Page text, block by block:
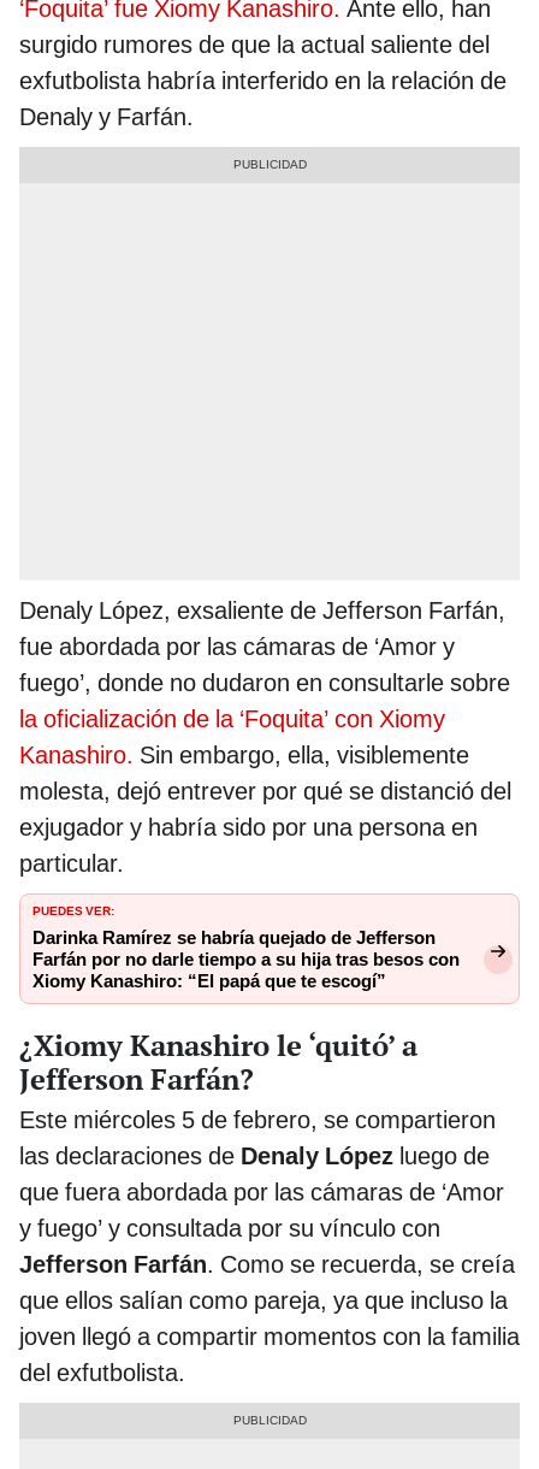
‘Foquita’ fue Xiomy Kanashiro. Ante ello, han
surgido rumores de que la actual saliente del
exfutbolista habría interferido en la relación de
Denaly y Farfán.
Denaly López, exsaliente de Jefferson Farfán,
fue abordada por las cámaras de ‘Amor y
fuego’, donde no dudaron en consultarle sobre
la oficialización de la ‘Foquita’ con Xiomy
Kanashiro. Sin embargo, ella, visiblemente
molesta, dejó entrever por qué se distanció del
exjugador y habría sido por una persona en
particular.
PUEDES VER:
Darinka Ramírez se habría quejado de Jefferson
Farfán por no darle tiempo a su hija tras besos con
Xiomy Kanashiro: “El papá que te escogí”
¿Xiomy Kanashiro le ‘quitó’ a
Jefferson Farfán?
Este miércoles 5 de febrero, se compartieron
las declaraciones de Denaly López luego de
que fuera abordada por las cámaras de ‘Amor
y fuego’ y consultada por su vínculo con
Jefferson Farfán. Como se recuerda, se creía
que ellos salían como pareja, ya que incluso la
joven llegó a compartir momentos con la familia
del exfutbolista.